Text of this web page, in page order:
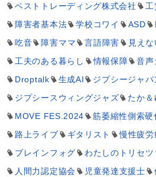
ベストトレーディング株式会社
工
障害者基本法
学校コワイ ASD
吃音
障害ママ 言語障害 見え
工夫のある暮らし
情報保障 音声
Droptalk
生成AI ジプシージャパ
ジプシースウィングジャズ
たか＆
MOVE FES.2024
筋萎縮性側索硬
路上ライブ
ギタリスト 慢性疲労
ブレインフォグ
わたしのトリセツ
人間力認定協会
児童発達支援士